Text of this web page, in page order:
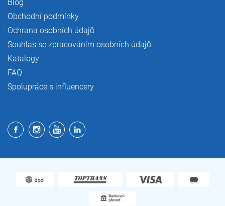
Blog
Obchodní podmínky
Ochrana osobních údajů
Souhlas se zpracováním osobních údajů
Katalogy
FAQ
Spolupráce s influencery